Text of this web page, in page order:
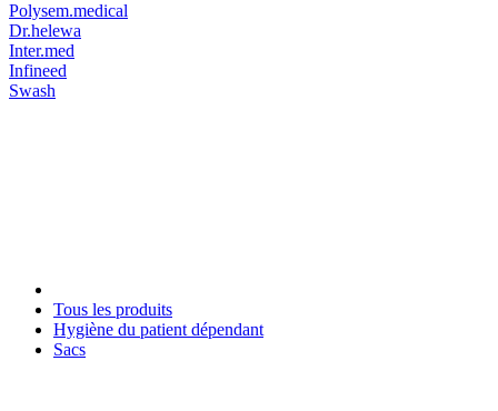
Polysem.medical
Dr.helewa
Inter.med
Infineed
Swash
Tous les produits
Hygiène du patient dépendant
Sacs